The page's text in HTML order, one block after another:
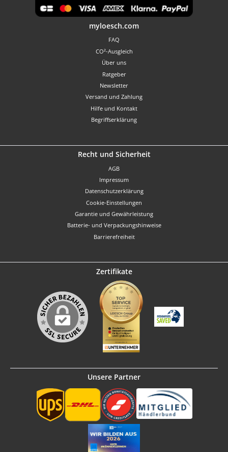
myloesch.com
FAQ
CO²-Ausgleich
Über uns
Ratgeber
Newsletter
Versand und Zahlung
Hilfe und Kontakt
Begriffserklärung
Recht und Sicherheit
AGB
Impressum
Datenschutzerklärung
Cookie-Einstellungen
Garantie und Gewährleistung
Batterie- und Verpackungshinweise
Barrierefreiheit
Zertifikate
Unsere Partner